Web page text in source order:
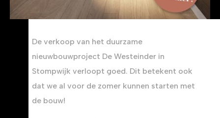
De verkoop van het duurzame
nieuwbouwproject De Westeinder in
Stompwijk verloopt goed. Dit betekent ook
dat we al voor de zomer kunnen starten met
de bouw!